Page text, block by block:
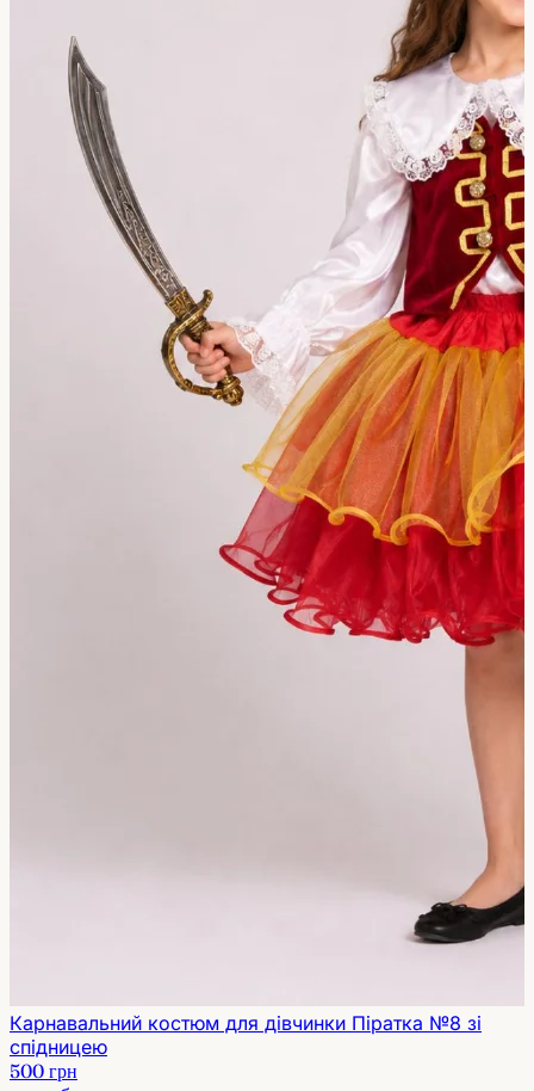
Карнавальний костюм для дівчинки Піратка №8 зі
спідницею
500 грн